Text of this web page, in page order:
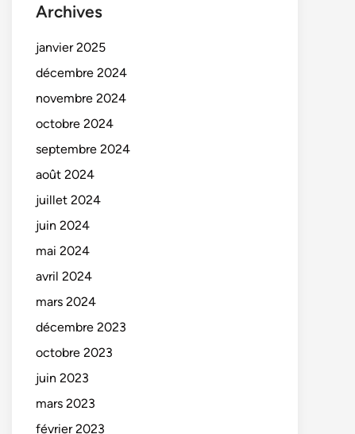
Archives
janvier 2025
décembre 2024
novembre 2024
octobre 2024
septembre 2024
août 2024
juillet 2024
juin 2024
mai 2024
avril 2024
mars 2024
décembre 2023
octobre 2023
juin 2023
mars 2023
février 2023